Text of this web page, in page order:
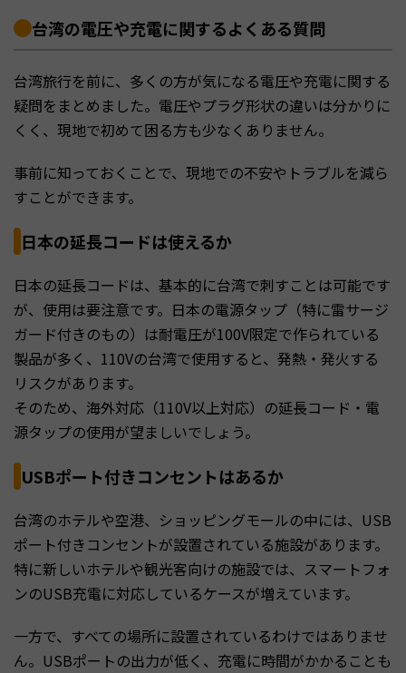
台湾の電圧や充電に関するよくある質問
台湾旅行を前に、多くの方が気になる電圧や充電に関する
疑問をまとめました。電圧やプラグ形状の違いは分かりに
くく、現地で初めて困る方も少なくありません。
事前に知っておくことで、現地での不安やトラブルを減ら
すことができます。
日本の延長コードは使えるか
日本の延長コードは、基本的に台湾で刺すことは可能です
が、使用は要注意です。日本の電源タップ（特に雷サージ
ガード付きのもの）は耐電圧が100V限定で作られている
製品が多く、110Vの台湾で使用すると、発熱・発火する
リスクがあります。
そのため、海外対応（110V以上対応）の延長コード・電
源タップの使用が望ましいでしょう。
USBポート付きコンセントはあるか
台湾のホテルや空港、ショッピングモールの中には、USB
ポート付きコンセントが設置されている施設があります。
特に新しいホテルや観光客向けの施設では、スマートフォ
ンのUSB充電に対応しているケースが増えています。
一方で、すべての場所に設置されているわけではありませ
ん。USBポートの出力が低く、充電に時間がかかることも